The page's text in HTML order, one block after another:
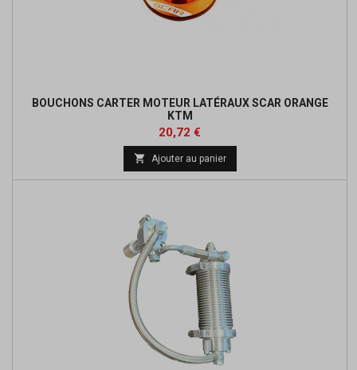
BOUCHONS CARTER MOTEUR LATÉRAUX SCAR ORANGE
KTM
Prix
20,72 €
base
 Ajouter au panier